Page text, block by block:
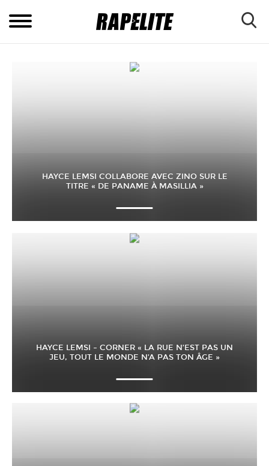
HAYCE LEMSI COLLABORE AVEC ZINO SUR LE
TITRE « DE PANAME À MASILLIA »
HAYCE LEMSI – CORNER « LA RUE N’EST PAS UN
JEU, TOUT LE MONDE N’A PAS TON ÂGE »